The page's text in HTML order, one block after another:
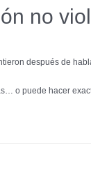
no
después de
o puede hacer